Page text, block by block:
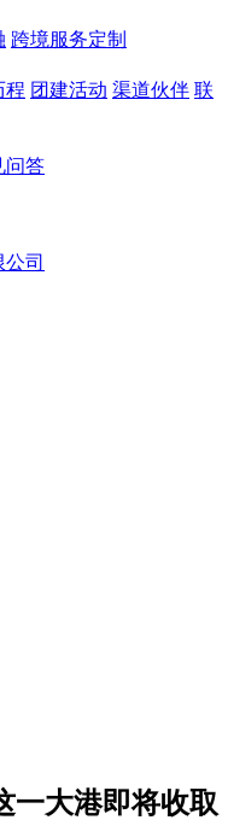
跨境服务定制
程 团建活动 渠道伙伴 联
问答
一大港即将收取